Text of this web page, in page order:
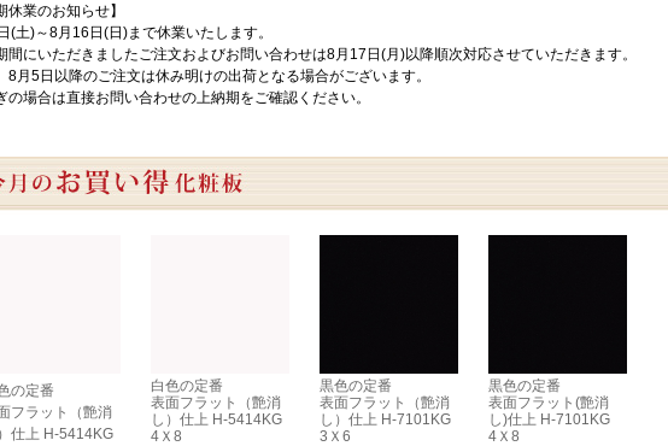
休業のお知らせ】
(土)～8月16日(日)まで休業いたします。
間にいただきましたご注文およびお問い合わせは8月17日(月)以降順次対応させていただきます。
8月5日以降のご注文は休み明けの出荷となる場合がございます。
の場合は直接お問い合わせの上納期をご確認ください。
の定番
フラット（艶消
仕上 H-5414KG
白色の定番
表面フラット（艶消
し）仕上 H-5414KG
4Ｘ8
黒色の定番
表面フラット（艶消
し）仕上 H-7101KG
3Ｘ6
黒色の定番
表面フラット(艶消
し)仕上 H-7101KG
4Ｘ8